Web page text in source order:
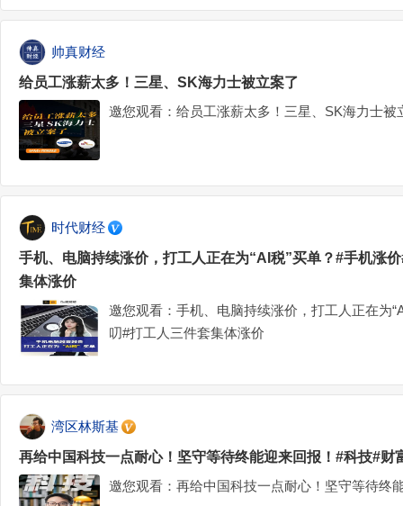
帅真财经
给员工涨薪太多！三星、SK海力士被立案了
邀您观看：给员工涨薪太多！三星、SK海力士被
时代财经
手机、电脑持续涨价，打工人正在为“AI税”买单？#手机涨
集体涨价
邀您观看：手机、电脑持续涨价，打工人正在为
叨#打工人三件套集体涨价
湾区林斯基
再给中国科技一点耐心！坚守等待终能迎来回报！#科技#财
邀您观看：再给中国科技一点耐心！坚守等待终